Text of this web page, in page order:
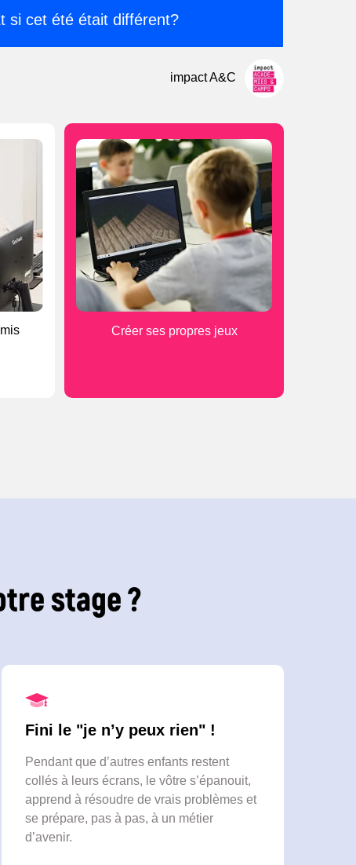
si cet été était différent?
impact A&C
Créer ses propres jeux
stage ?
Fini le "je n’y peux rien" !
Pendant que d’autres enfants restent
collés à leurs écrans, le vôtre s’épanouit,
apprend à résoudre de vrais problèmes et
se prépare, pas à pas, à un métier
d’avenir.